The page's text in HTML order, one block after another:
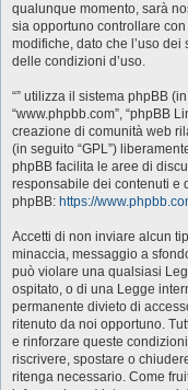
qualunque momento, sarà
sia opportuno controllare
modifiche, dato che l’uso dei
delle condizioni d’uso.
“” utilizza il sistema phpBB
“www.phpbb.com”, “phpBB
creazione di comunità web
(in seguito “GPL”)
phpBB facilita le aree di
responsabile dei contenuti e
phpBB: https://
Accetti di non inviare alcun
minaccia, messaggio a
può violare una qualsiasi
ospitato, o di una Legge
permanente divieto di
ritenuto da noi opportuno.
e rinforzare queste
riscrivere, spostare o
ritenga necessario. Come